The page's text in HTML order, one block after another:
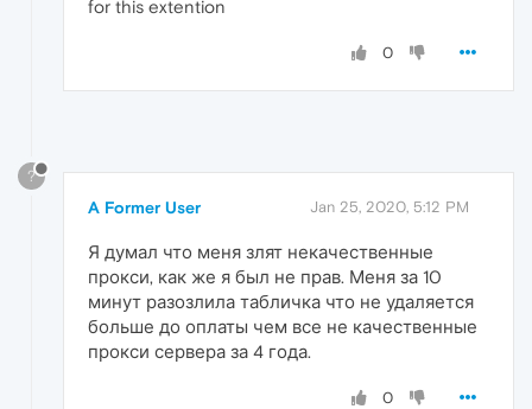
for this extention
0
?
A Former User Jan 25, 2020, 5:12 PM
Я думал что меня злят некачественные
прокси, как же я был не прав. Меня за 10
минут разозлила табличка что не удаляется
больше до оплаты чем все не качественные
прокси сервера за 4 года.
0